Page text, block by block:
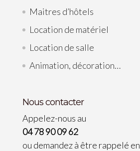
Maitres d’hôtels
Location de matériel
Location de salle
Animation, décoration…
Nous contacter
Appelez-nous au
04 78 90 09 62
ou demandez à être rappelé en